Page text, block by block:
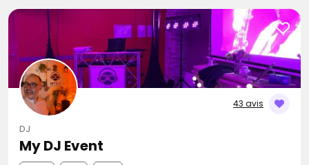
43 avis
DJ
My DJ Event